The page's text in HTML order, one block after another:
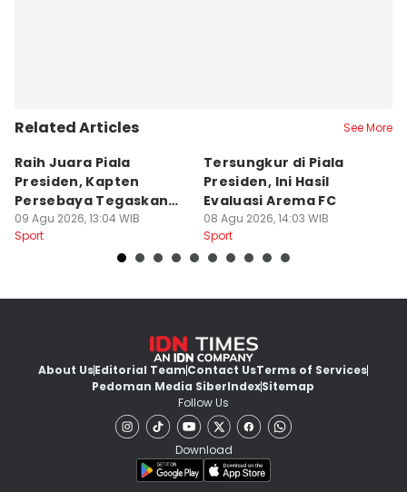
Related Articles See More
Raih Juara Piala
Presiden, Kapten
Persebaya Tegaskan
Punya Misi Besar
09 Agu 2026, 13:04 WIB
Sport
Tersungkur di Piala
Presiden, Ini Hasil
Evaluasi Arema FC
08 Agu 2026, 14:03 WIB
Sport
About UsEditorial TeamContact UsTerms of Services
Pedoman Media SiberIndexSitemap
Follow Us
Download